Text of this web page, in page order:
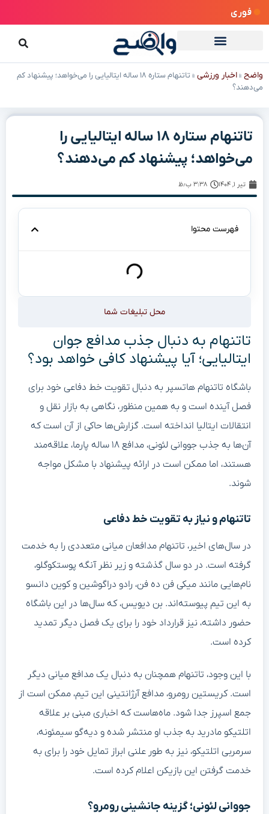
فوری
واضح »اخبار ورزشی »
تاتنهام ستاره ۱۸ ساله ایتالیایی را می‌خواهد؛ پیشنهاد کم
می‌دهند؟
تاتنهام ستاره ۱۸ ساله ایتالیایی را
می‌خواهد؛ پیشنهاد کم می‌دهند؟
تیر ۱, ۱۴۰۴ ۳:۳۸ ب٫ظ
فهرست محتوا
محل تبلیغات شما
تاتنهام به دنبال جذب مدافع جوان
ایتالیایی؛ آیا پیشنهاد کافی خواهد بود؟
باشگاه تاتنهام هاتسپر به دنبال تقویت خط دفاعی خود برای
فصل آینده است و به همین منظور، نگاهی به بازار نقل و
انتقالات ایتالیا انداخته است. گزارش‌ها حاکی از آن است که
آن‌ها به جذب جووانی لئونی، مدافع ۱۸ ساله پارما، علاقه‌مند
هستند، اما ممکن است در ارائه پیشنهاد با مشکل مواجه
شوند.
تاتنهام و نیاز به تقویت خط دفاعی
در سال‌های اخیر، تاتنهام مدافعان میانی متعددی را به خدمت
گرفته است. در دو سال گذشته و زیر نظر آنگه پوستکوگلو،
نام‌هایی مانند میکی فن ده فن، رادو دراگوشین و کوین دانسو
به این تیم پیوسته‌اند. بن دیویس، که سال‌ها در این باشگاه
حضور داشته، نیز قرارداد خود را برای یک فصل دیگر تمدید
کرده است.
با این وجود، تاتنهام همچنان به دنبال یک مدافع میانی دیگر
است. کریستین رومرو، مدافع آرژانتینی این تیم، ممکن است از
جمع اسپرز جدا شود. ماه‌هاست که اخباری مبنی بر علاقه
اتلتیکو مادرید به جذب او منتشر شده و دیه‌گو سیمئونه،
سرمربی اتلتیکو، نیز به طور علنی ابراز تمایل خود را برای به
خدمت گرفتن این بازیکن اعلام کرده است.
جووانی لئونی؛ گزینه جانشینی رومرو؟